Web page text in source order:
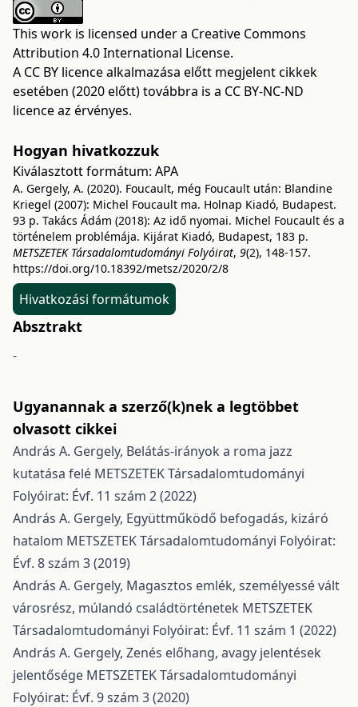
This work is licensed under a Creative Commons
Attribution 4.0 International License.
A CC BY licence alkalmazása előtt megjelent cikkek
esetében (2020 előtt) továbbra is a CC BY-NC-ND
licence az érvényes.
Hogyan hivatkozzuk
Kiválasztott formátum: APA
A. Gergely, A. (2020). Foucault, még Foucault után: Blandine
Kriegel (2007): Michel Foucault ma. Holnap Kiadó, Budapest.
93 p. Takács Ádám (2018): Az idő nyomai. Michel Foucault és a
történelem problémája. Kijárat Kiadó, Budapest, 183 p.
METSZETEK Társadalomtudományi Folyóirat, 9(2), 148-157.
https://doi.org/10.18392/metsz/2020/2/8
Hivatkozási formátumok
Absztrakt
-
Ugyanannak a szerző(k)nek a legtöbbet
olvasott cikkei
András A. Gergely, Belátás-irányok a roma jazz
kutatása felé METSZETEK Társadalomtudományi
Folyóirat: Évf. 11 szám 2 (2022)
András A. Gergely, Együttműködő befogadás, kizáró
hatalom METSZETEK Társadalomtudományi Folyóirat:
Évf. 8 szám 3 (2019)
András A. Gergely, Magasztos emlék, személyessé vált
városrész, múlandó családtörténetek METSZETEK
Társadalomtudományi Folyóirat: Évf. 11 szám 1 (2022)
András A. Gergely, Zenés előhang, avagy jelentések
jelentősége METSZETEK Társadalomtudományi
Folyóirat: Évf. 9 szám 3 (2020)